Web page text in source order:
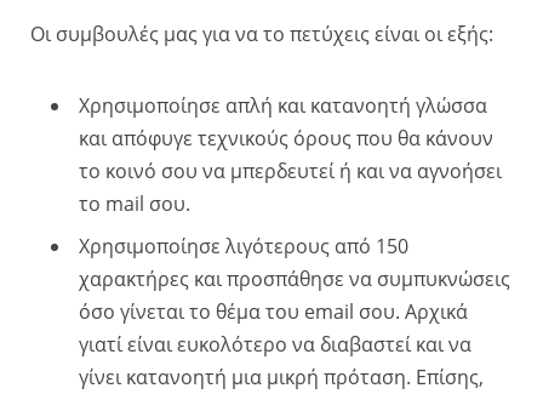
Οι συμβουλές μας για να το πετύχεις είναι οι εξής:
Χρησιμοποίησε απλή και κατανοητή γλώσσα
και απόφυγε τεχνικούς όρους που θα κάνουν
το κοινό σου να μπερδευτεί ή και να αγνοήσει
το mail σου.
Χρησιμοποίησε λιγότερους από 150
χαρακτήρες και προσπάθησε να συμπυκνώσεις
όσο γίνεται το θέμα του email σου. Αρχικά
γιατί είναι ευκολότερο να διαβαστεί και να
γίνει κατανοητή μια μικρή πρόταση. Επίσης,